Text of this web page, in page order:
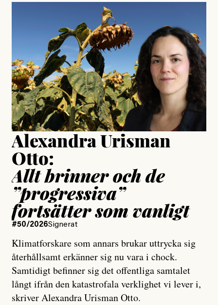
Jonas Lundström
Publicerad24 July, 2026
#23/2026
Jesper Lundby: ”Livet i sig
är ganska politiskt”
Jesper Lundby
Publicerad15 July, 2026
Uppdaterad15 July, 2026
Alexandra Urisman
Otto:
Allt brinner och de
”progressiva”
fortsätter som vanligt
#50/2026Signerat
Klimatforskare som annars brukar uttrycka sig
återhållsamt erkänner sig nu vara i chock.
Samtidigt befinner sig det offentliga samtalet
långt ifrån den katastrofala verklighet vi lever i,
skriver Alexandra Urisman Otto.